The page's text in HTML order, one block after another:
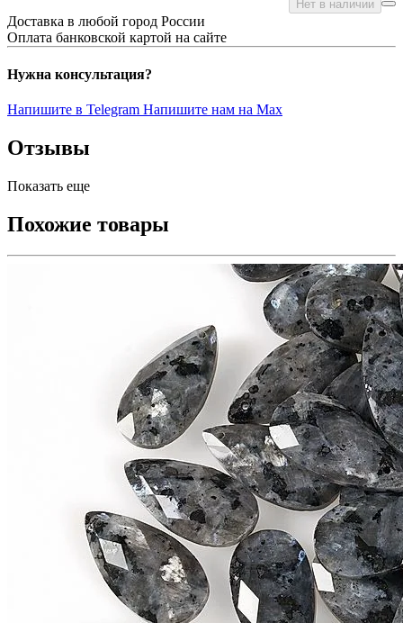
Нет в наличии
Доставка в любой город России
Оплата банковской картой на сайте
Нужна консультация?
Напишите в Telegram Напишите нам на Max
Отзывы
Показать еще
Похожие товары